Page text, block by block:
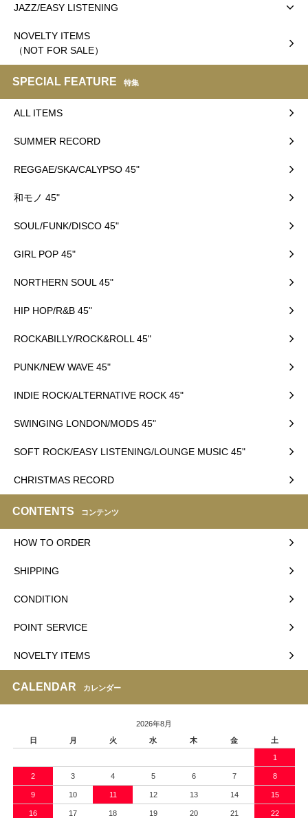
JAZZ/EASY LISTENING
NOVELTY ITEMS
（NOT FOR SALE）
SPECIAL FEATURE 特集
ALL ITEMS
SUMMER RECORD
REGGAE/SKA/CALYPSO 45"
和モノ 45"
SOUL/FUNK/DISCO 45"
GIRL POP 45"
NORTHERN SOUL 45"
HIP HOP/R&B 45"
ROCKABILLY/ROCK&ROLL 45"
PUNK/NEW WAVE 45"
INDIE ROCK/ALTERNATIVE ROCK 45"
SWINGING LONDON/MODS 45"
SOFT ROCK/EASY LISTENING/LOUNGE MUSIC 45"
CHRISTMAS RECORD
CONTENTS コンテンツ
HOW TO ORDER
SHIPPING
CONDITION
POINT SERVICE
NOVELTY ITEMS
CALENDAR カレンダー
2026年8月
日
月 火 水 木 金 土
1
2 3 4 5 6 7 8
9 10 11 12 13 14 15
16 17 18 19 20 21 22